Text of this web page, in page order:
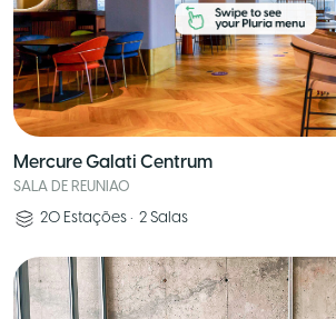
Mercure Galati Centrum
SALA DE REUNIAO
20 Estações • 2 Salas